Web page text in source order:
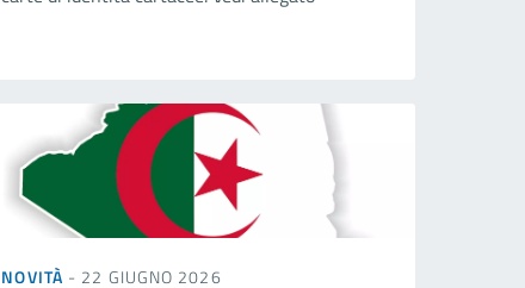
NOVITÀ - 22 GIUGNO 2026